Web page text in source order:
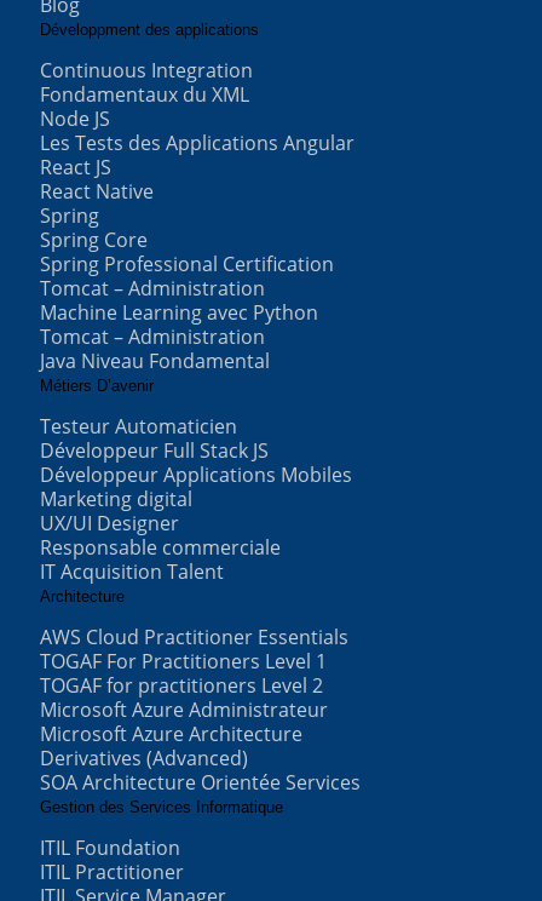
Développment des applications
Continuous Integration
Fondamentaux du XML
Node JS
Les Tests des Applications Angular
React JS
React Native
Spring
Spring Core
Spring Professional Certification
Tomcat – Administration
Machine Learning avec Python
Tomcat – Administration
Java Niveau Fondamental
Métiers D’avenir
Testeur Automaticien
Développeur Full Stack JS
Développeur Applications Mobiles
Marketing digital
UX/UI Designer
Responsable commerciale
IT Acquisition Talent
Architecture
AWS Cloud Practitioner Essentials
TOGAF For Practitioners Level 1
TOGAF for practitioners Level 2
Microsoft Azure Administrateur
Microsoft Azure Architecture
Derivatives (Advanced)
SOA Architecture Orientée Services
Gestion des Services Informatique
ITIL Foundation
ITIL Practitioner